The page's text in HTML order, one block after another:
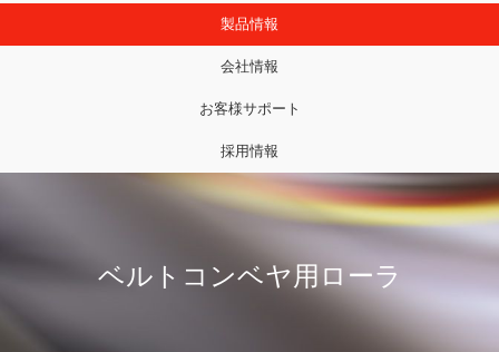
製品情報
会社情報
お客様サポート
採用情報
ベルトコンベヤ用ローラ